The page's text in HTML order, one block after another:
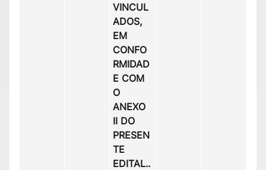
VINCUL
ADOS,
EM
CONFO
RMIDAD
E COM
O
ANEXO
II DO
PRESEN
TE
EDITAL..